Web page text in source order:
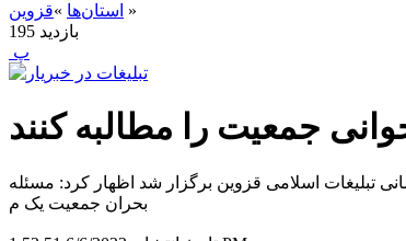
استان‌ها »قزوین
»
195 بازدید
‍ پ
جمعیت را مطالبه کنند
تبلیغات اسلامی قزوین برگزار شد اظهار کرد: مسئله
بحران جمعیت یک م